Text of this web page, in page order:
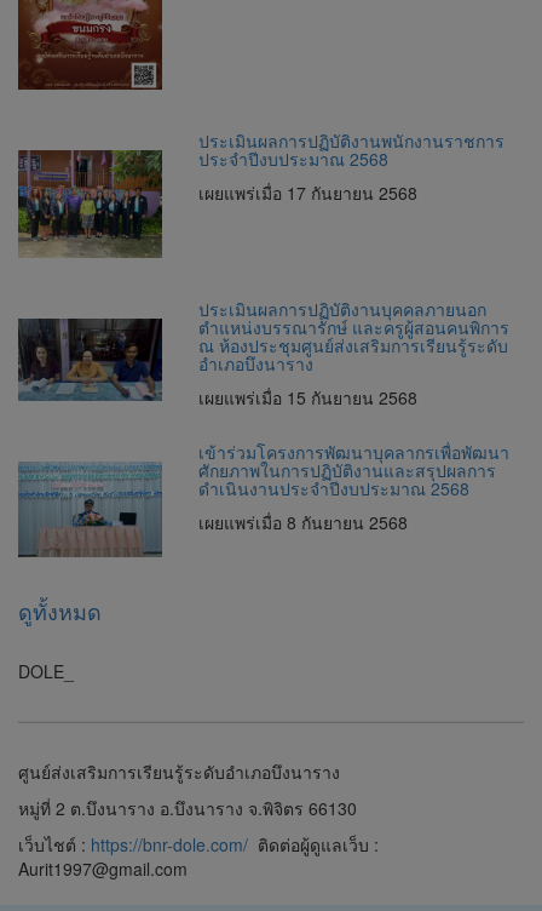
ประเมินผลการปฏิบัติงานพนักงานราชการ
ประจำปีงบประมาณ 2568
เผยแพร่เมื่อ 17 กันยายน 2568
ประเมินผลการปฏิบัติงานบุคคลภายนอก
ตำแหน่งบรรณารักษ์ และครูผู้สอนคนพิการ
ณ ห้องประชุมศูนย์ส่งเสริมการเรียนรู้ระดับ
อำเภอบึงนาราง
เผยแพร่เมื่อ 15 กันยายน 2568
เข้าร่วมโครงการพัฒนาบุคลากรเพื่อพัฒนา
ศักยภาพในการปฏิบัติงานและสรุปผลการ
ดำเนินงานประจำปีงบประมาณ 2568
เผยแพร่เมื่อ 8 กันยายน 2568
ดูทั้งหมด
DOLE_
ศูนย์ส่งเสริมการเรียนรู้ระดับอำเภอบึงนาราง
หมู่ที่ 2 ต.บึงนาราง อ.บึงนาราง จ.พิจิตร 66130
เว็บไชต์ : https://bnr-dole.com/ ติดต่อผู้ดูแลเว็บ :
Aurit1997@gmail.com